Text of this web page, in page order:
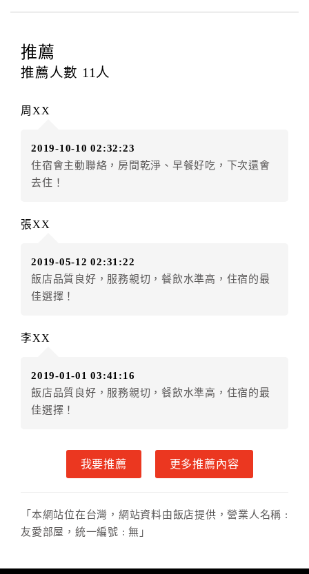
四、訂單異動
提出申辦不得異動訂單。
每筆訂單異動限定
辦理取消退款。
房者應補足差額。（限原訂飯店）
房者不得要求退其差額。（限原訂飯店）
五、保留住宿權益(保留住房)
（提出申辦日為保留起算日）
店客滿，敬請及早計畫，如逾時未提出申辦，視同無條
件放棄訂單（住宿權益）。 （限原訂飯店使用）
．每筆訂單異動限定乙次，限原訂飯店，異動完成後不
．訂單異動後，訂單費用總計大於原訂單費用總計時，
訂房者不得要求退其差額。限原訂飯店
六、取消訂單
訂單申請退款手續。
◎住房日當日未辦理入住手續者，視同住房，已付訂單
七、天候因素
推薦
推薦人數 11 人
周XX
2019-10-10 02:32:23
住宿會主動聯絡，房間乾淨、早餐好吃，下次還會
去住！
張XX
2019-05-12 02:31:22
飯店品質良好，服務親切，餐飲水準高，住宿的最
佳選擇！
李XX
2019-01-01 03:41:16
飯店品質良好，服務親切，餐飲水準高，住宿的最
佳選擇！
我要推薦 更多推薦內容
「本網站位在台灣，網站資料由飯店提供，營業人名稱 :
友愛部屋，統一編號 : 無」